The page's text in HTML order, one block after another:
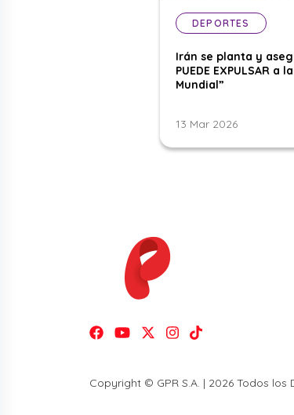
DEPORTES
Irán se planta y
PUEDE EXPULSAR
Mundial”
13 Mar 2026
Copyright © GPR S.A. | 2026 Todos los